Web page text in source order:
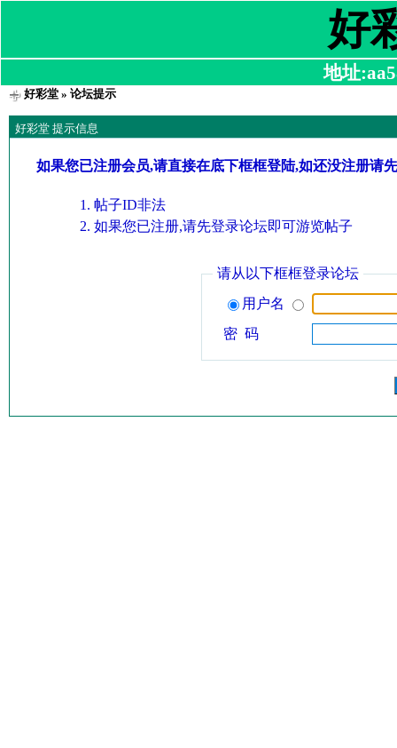
好
地址
好彩堂» 论坛提示
好彩堂 提示信息
如果您已注册会员,请直接在底下框框登陆,如还没注册请
帖子ID非法
如果您已注册,请先登录论坛即可游览帖子
请从以下框框登录论坛
用户名
密 码